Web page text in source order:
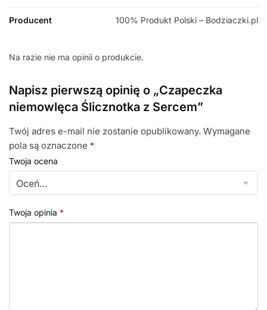
Producent 100% Produkt Polski – Bodziaczki.pl
Na razie nie ma opinii o produkcie.
Napisz pierwszą opinię o „Czapeczka
niemowlęca Ślicznotka z Sercem”
Twój adres e-mail nie zostanie opublikowany. Wymagane
pola są oznaczone *
Twoja ocena
Twoja opinia *